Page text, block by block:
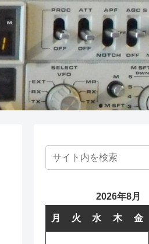
2026年8月
月 火 水 木 金